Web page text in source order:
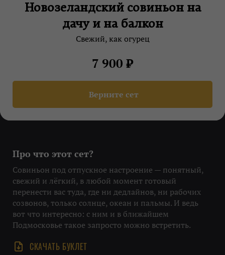
Новозеландский совиньон на
дачу и на балкон
Свежий, как огурец
7 900 ₽
Верните сет
Про что этот сет?
Совиньон под отпускное настроение — понятный,
свежий и лёгкий, в любой момент готовый
перенести вас туда, где ни дедлайнов, ни рабочих
созвонов, только солнце, океан и пальмы. И ведь
вот что интересно: с ним и в ближайшем
Подмосковье такое запросто можно встретить.
СКАЧАТЬ БУКЛЕТ